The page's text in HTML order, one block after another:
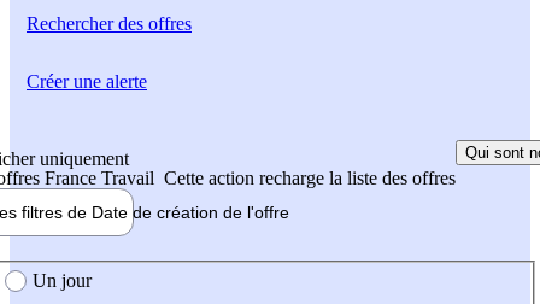
Rechercherdes offres
uniquement
France Travail Cette action recharge la liste des offres
Qui sont
filtres de Date de création de l'offre
création de l'offre
Un jour
Créer une alerte